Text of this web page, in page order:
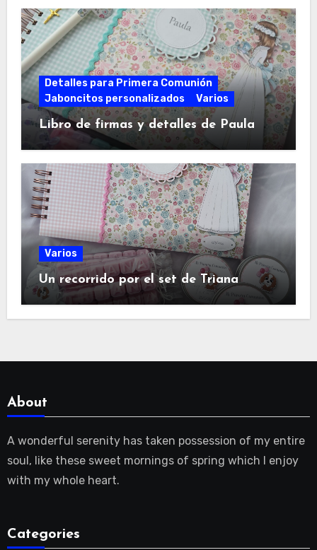
Detalles para Primera Comunión
Jaboncitos personalizados
Varios
Libro de firmas y detalles de Paula
Varios
Un recorrido por el set de Triana
About
A wonderful serenity has taken possession of my entire
soul, like these sweet mornings of spring which I enjoy
with my whole heart.
Categories